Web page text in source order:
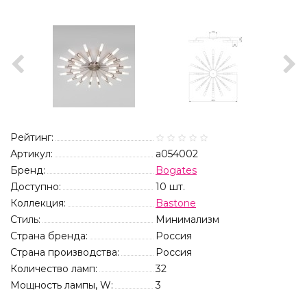
Рейтинг:
Артикул:
a054002
Бренд:
Bogates
Доступно:
10 шт.
Коллекция:
Bastone
Стиль:
Минимализм
Страна бренда:
Россия
Страна производства:
Россия
Количество ламп:
32
Мощность лампы, W:
3